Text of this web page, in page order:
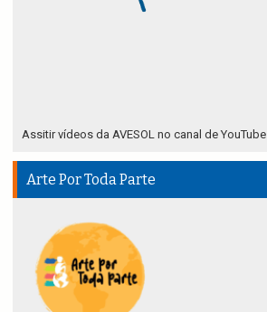
Assitir vídeos da AVESOL no canal de YouTube
Arte Por Toda Parte